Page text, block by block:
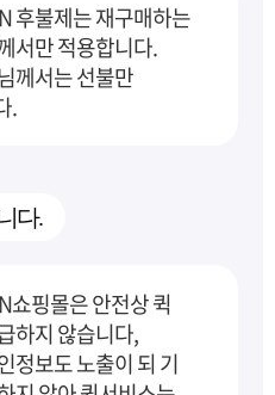
후불제는 재구매하는
서만 적용합니다.
께서는 선불만
.
다.
쇼핑몰은 안전상 퀵
하지 않습니다,
정보도 노출이 되 기